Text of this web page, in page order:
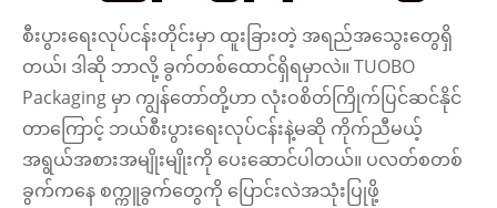
စီးပွားရေးလုပ်ငန်းတိုင်းမှာ ထူးခြားတဲ့ အရည်အသွေးတွေရှိ
တယ်၊ ဒါဆို ဘာလို့ ခွက်တစ်ထောင်ရှိရမှာလဲ။ TUOBO
Packaging မှာ ကျွန်တော်တို့ဟာ လုံးဝစိတ်ကြိုက်ပြင်ဆင်နိုင်
တာကြောင့် ဘယ်စီးပွားရေးလုပ်ငန်းနဲ့မဆို ကိုက်ညီမယ့် ​​
အရွယ်အစားအမျိုးမျိုးကို ပေးဆောင်ပါတယ်။ ပလတ်စတစ်
ခွက်ကနေ စက္ကူခွက်တွေကို ပြောင်းလဲအသုံးပြုဖို့